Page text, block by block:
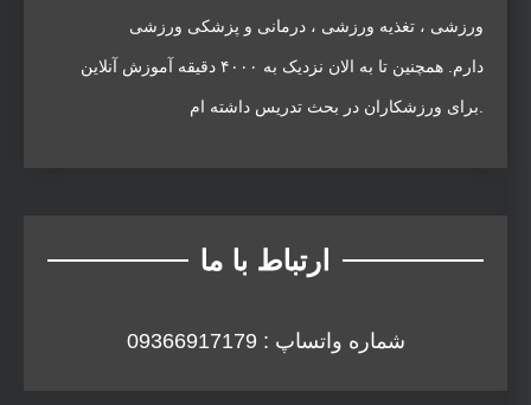
ورزشی ، تغذیه ورزشی ، درمانی و پزشکی ورزشی
دارم. همچنین تا به الان نزدیک به ۴۰۰۰ دقیقه آموزش آنلاین
ارتباط با ما
شماره واتساپ : 09366917179